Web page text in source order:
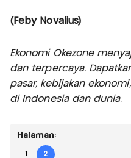
(Feby Novalius)
Ekonomi Okezone
dan terpercaya.
pasar, kebijakan
di Indonesia dan dunia.
Halaman:
1 2